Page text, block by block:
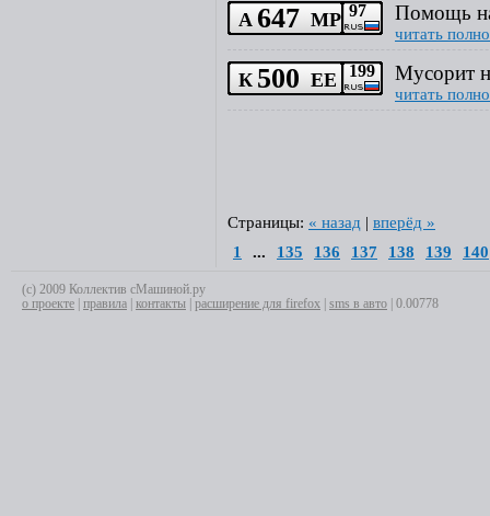
А 647 МР 97 Помощь
читать
К 500 ЕЕ 199 Мусорит
читать
Страницы: « назад | вперёд »
1
... 135 136 137 138 139 140
(с) 2009 Коллектив сМашиной.ру
о проекте
правила контакты расширение для firefox sms в авто | 0.00778